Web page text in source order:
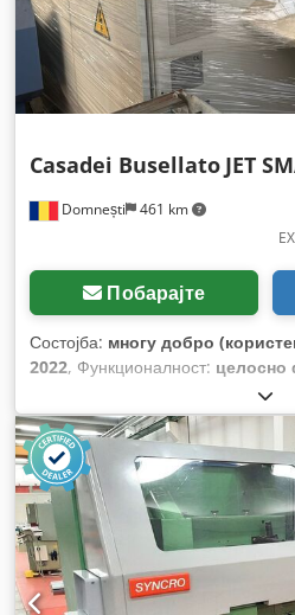
Domnești 461 km
Casadei Busellato JET
Побарајте
Состојба: многу добро
2022, Функционалност: целосно
,